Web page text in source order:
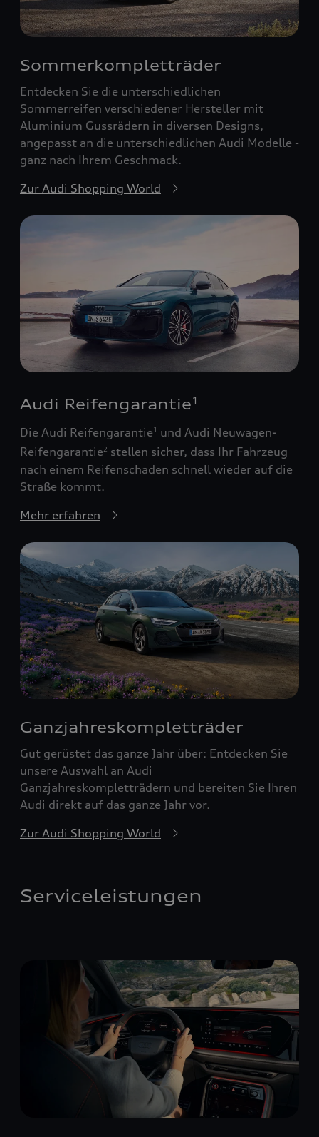
Sommerkompletträder
Entdecken Sie die unterschiedlichen
Sommerreifen verschiedener Hersteller mit
Aluminium Gussrädern in diversen Designs,
angepasst an die unterschiedlichen Audi Modelle -
ganz nach Ihrem Geschmack.
Zur Audi Shopping World
Audi Reifengarantie 1
Die Audi Reifengarantie1
und Audi Neuwagen-
Reifengarantie2 stellen sicher, dass Ihr Fahrzeug
nach einem Reifenschaden schnell wieder auf die
Straße kommt.
Mehr erfahren
Ganzjahreskompletträder
Gut gerüstet das ganze Jahr über: Entdecken Sie
unsere Auswahl an Audi
Ganzjahreskompletträdern und bereiten Sie Ihren
Audi direkt auf das ganze Jahr vor.
Zur Audi Shopping World
Serviceleistungen